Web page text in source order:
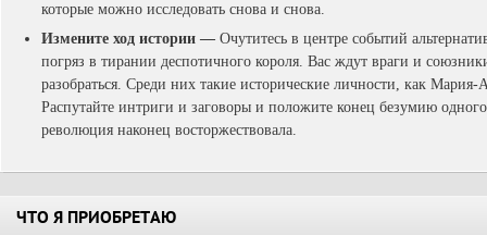
которые можно исследовать снова и снова.
Измените ход истории — Очутитесь в центре событий
погряз в тирании деспотичного короля. Вас ждут враги и
разобраться. Среди них такие исторические личности, как
Распутайте интриги и заговоры и положите конец безумию
революция наконец восторжествовала.
ЧТО Я ПРИОБРЕТАЮ